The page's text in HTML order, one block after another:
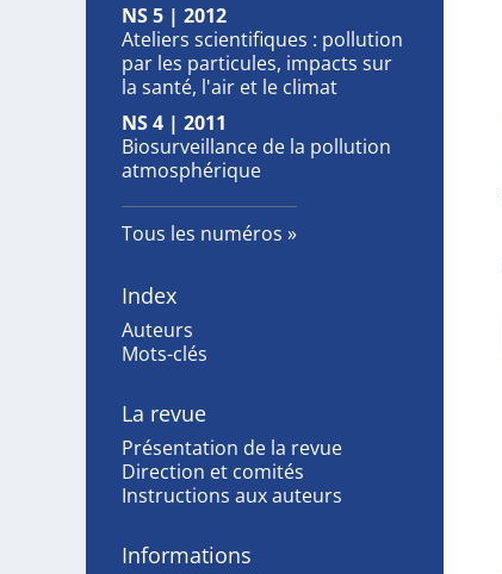
NS 5 | 2012
Ateliers scientifiques : pollution
par les particules, impacts sur
la santé, l'air et le climat
NS 4 | 2011
Biosurveillance de la pollution
atmosphérique
Tous les numéros
Index
Auteurs
Mots-clés
La revue
Présentation de la revue
Direction et comités
Instructions aux auteurs
Informations